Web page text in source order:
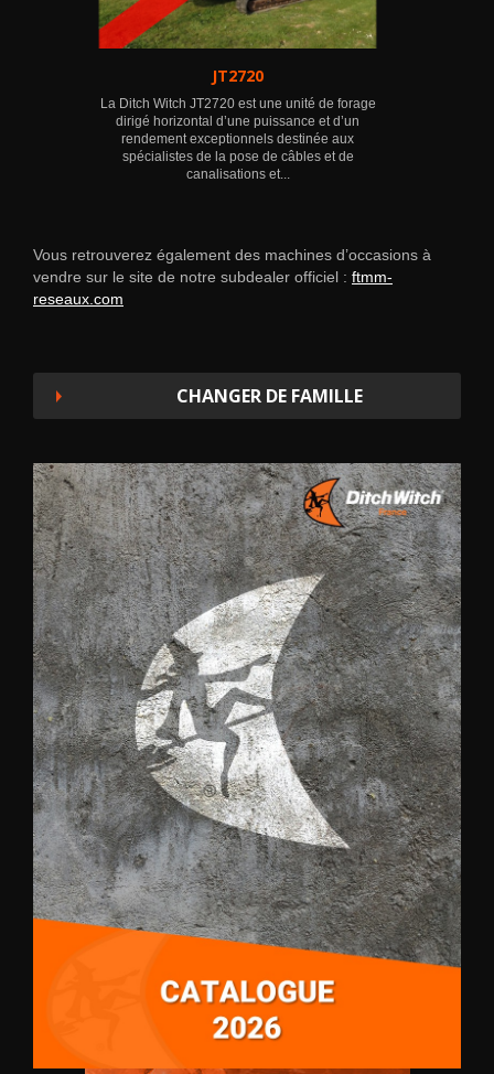
JT2720
La Ditch Witch JT2720 est une unité de forage
dirigé horizontal d’une puissance et d’un
rendement exceptionnels destinée aux
spécialistes de la pose de câbles et de
canalisations et...
Vous retrouverez également des machines d’occasions à
vendre sur le site de notre subdealer officiel : ftmm-
reseaux.com
CHANGER DE FAMILLE